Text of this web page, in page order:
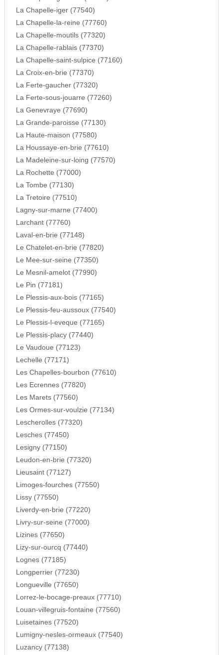
La Chapelle-iger (77540)
La Chapelle-la-reine (77760)
La Chapelle-moutils (77320)
La Chapelle-rablais (77370)
La Chapelle-saint-sulpice (77160)
La Croix-en-brie (77370)
La Ferte-gaucher (77320)
La Ferte-sous-jouarre (77260)
La Genevraye (77690)
La Grande-paroisse (77130)
La Haute-maison (77580)
La Houssaye-en-brie (77610)
La Madeleine-sur-loing (77570)
La Rochette (77000)
La Tombe (77130)
La Tretoire (77510)
Lagny-sur-marne (77400)
Larchant (77760)
Laval-en-brie (77148)
Le Chatelet-en-brie (77820)
Le Mee-sur-seine (77350)
Le Mesnil-amelot (77990)
Le Pin (77181)
Le Plessis-aux-bois (77165)
Le Plessis-feu-aussoux (77540)
Le Plessis-l-eveque (77165)
Le Plessis-placy (77440)
Le Vaudoue (77123)
Lechelle (77171)
Les Chapelles-bourbon (77610)
Les Ecrennes (77820)
Les Marets (77560)
Les Ormes-sur-voulzie (77134)
Lescherolles (77320)
Lesches (77450)
Lesigny (77150)
Leudon-en-brie (77320)
Lieusaint (77127)
Limoges-fourches (77550)
Lissy (77550)
Liverdy-en-brie (77220)
Livry-sur-seine (77000)
Lizines (77650)
Lizy-sur-ourcq (77440)
Lognes (77185)
Longperrier (77230)
Longueville (77650)
Lorrez-le-bocage-preaux (77710)
Louan-villegruis-fontaine (77560)
Luisetaines (77520)
Lumigny-nesles-ormeaux (77540)
Luzancy (77138)